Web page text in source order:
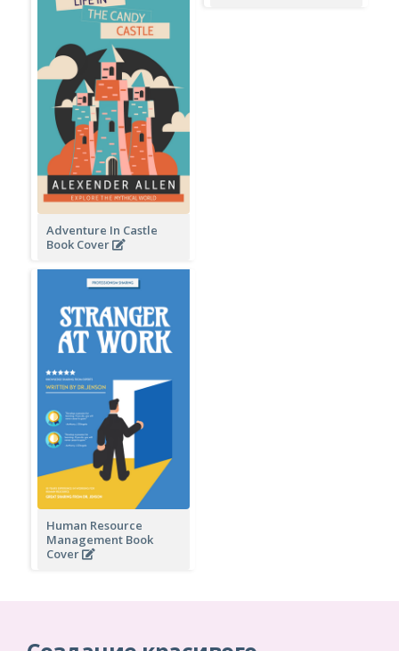
Adventure In Castle
Book Cover
Human Resource
Management Book
Cover